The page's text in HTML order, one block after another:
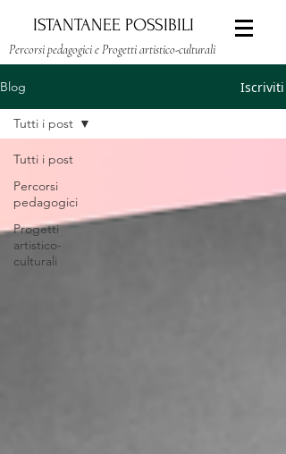
ISTANTANEE POSSIBILI
Percorsi pedagogici e Progetti artistico-culturali
Blog Iscriviti
Tutti i post
Percorsi
pedagogici
Progetti
artistico-
culturali
Tutti i post